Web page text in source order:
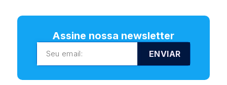
Assine nossa newsletter
ENVIAR